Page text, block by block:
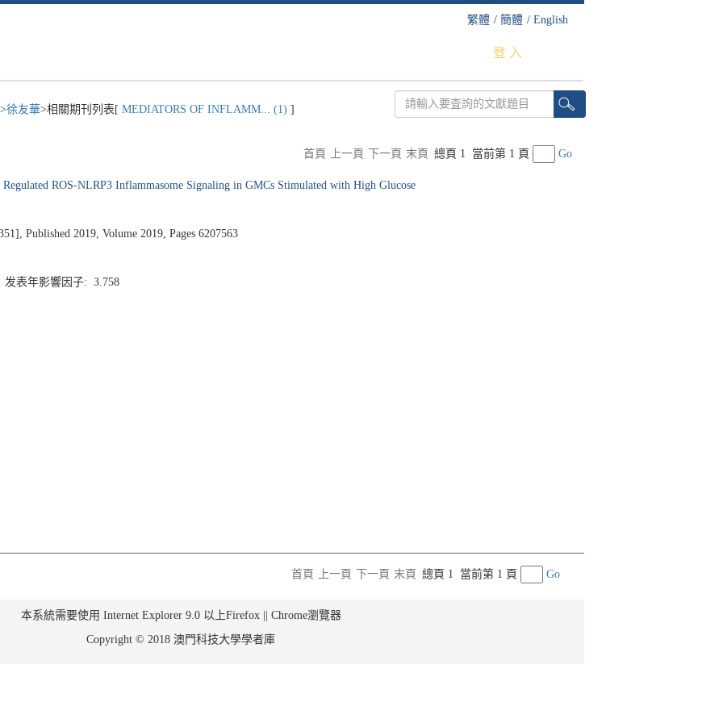
繁體 / 簡體 / English
登 入
>徐友華>相關期刊列表[ MEDIATORS OF INFLAMM... (1) ]
首頁 上一頁 下一頁 末頁 總頁 1 當前第 1 頁 Go
ROS-NLRP3 Inflammasome Signaling in GMCs Stimulated with High Glucose
Published 2019, Volume 2019, Pages 6207563
表年影響因子: 3.758
首頁
上一頁 下一頁 末頁 總頁 1 當前第 1 頁 Go
本系統需要使用 Internet Explorer 9.0 以上Firefox || Chrome瀏覽器
Copyright © 2018 澳門科技大學學者庫